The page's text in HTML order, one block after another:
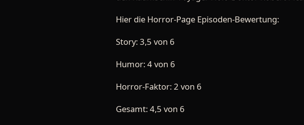
Hier die Horror-Page Episoden-Bewertung:
Story: 3,5 von 6
Humor: 4 von 6
Horror-Faktor: 2 von 6
Gesamt: 4,5 von 6